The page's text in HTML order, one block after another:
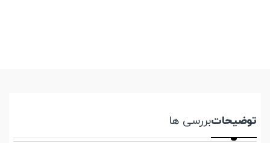
توضیحاتبررسی ها